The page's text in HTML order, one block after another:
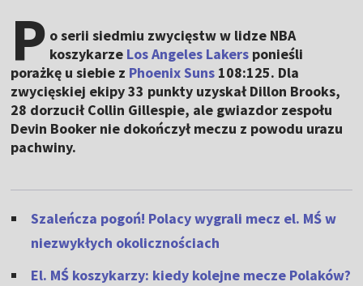
P o serii siedmiu zwycięstw w lidze NBA
koszykarze Los Angeles Lakers ponieśli
porażkę u siebie z Phoenix Suns 108:125. Dla
zwycięskiej ekipy 33 punkty uzyskał Dillon Brooks,
28 dorzucił Collin Gillespie, ale gwiazdor zespołu
Devin Booker nie dokończył meczu z powodu urazu
pachwiny.
Szaleńcza pogoń! Polacy wygrali mecz el. MŚ w
niezwykłych okolicznościach
El. MŚ koszykarzy: kiedy kolejne mecze Polaków?